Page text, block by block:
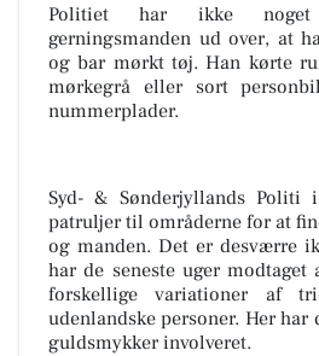
Politiet har ikke noget
gerningsmanden ud over, at
og bar mørkt tøj. Han kørte
mørkegrå eller sort
nummerplader.
Syd- & Sønderjyllands
patruljer til områderne for at
og manden. Det er desværre
har de seneste uger modtaget
forskellige variationer af
udenlandske personer. Her
guldsmykker involveret.